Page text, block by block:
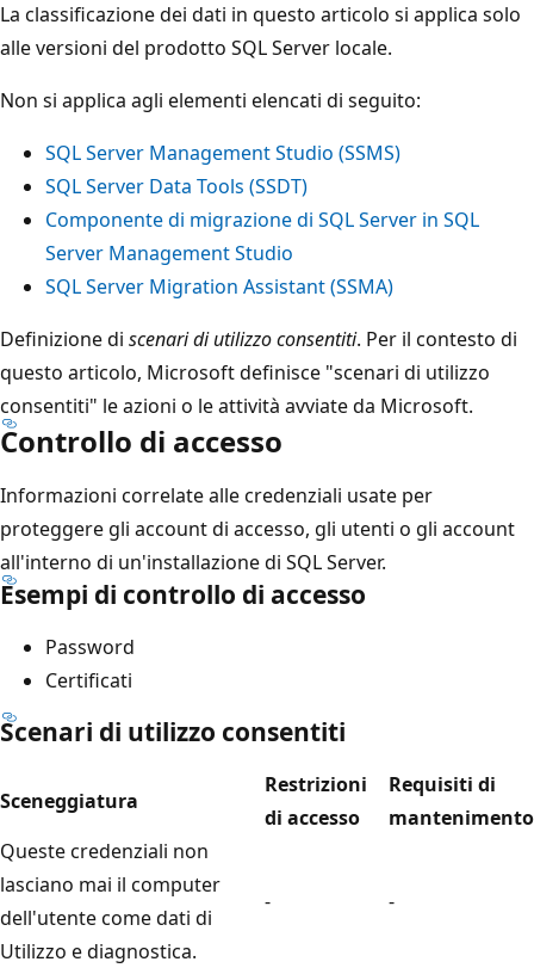
La classificazione dei dati in questo articolo si applica solo
alle versioni del prodotto SQL Server locale.
Non si applica agli elementi elencati di seguito:
SQL Server Management Studio (SSMS)
SQL Server Data Tools (SSDT)
Componente di migrazione di SQL Server in SQL
Server Management Studio
SQL Server Migration Assistant (SSMA)
Definizione di scenari di utilizzo consentiti. Per il contesto di
questo articolo, Microsoft definisce "scenari di utilizzo
consentiti" le azioni o le attività avviate da Microsoft.
Controllo di accesso
Informazioni correlate alle credenziali usate per
proteggere gli account di accesso, gli utenti o gli account
all'interno di un'installazione di SQL Server.
Esempi di controllo di accesso
Password
Certificati
Scenari di utilizzo consentiti
Sceneggiatura
Restrizioni
di accesso
Requisiti di
mantenimento
Queste credenziali non
lasciano mai il computer
dell'utente come dati di
Utilizzo e diagnostica.
- -